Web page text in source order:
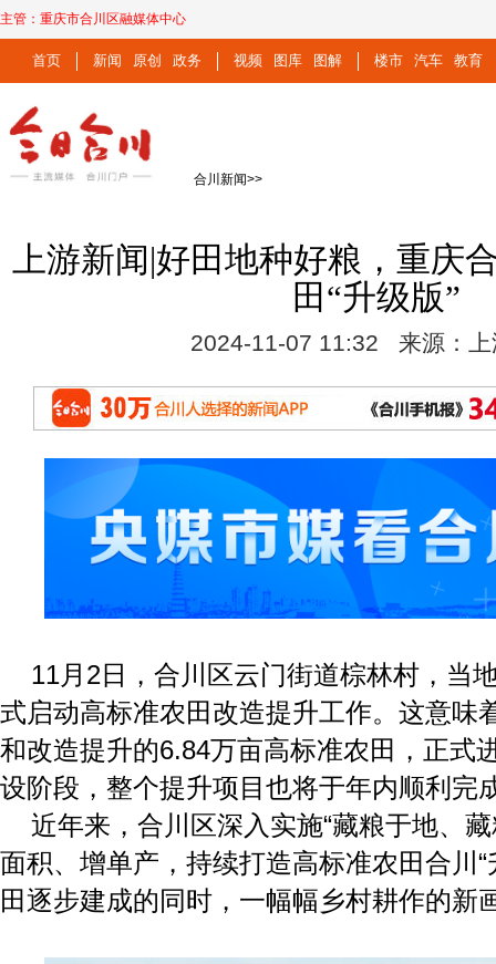
主管： 重庆市合川区融媒体中心
首页 新闻 原创 政务 视频 图库 图解 楼市 汽车 教育
合川新闻>>
上游新闻|好田地种好粮，重庆
田“升级版”
2024-11-07 11:32 来源：上
11月2日，合川区云门街道棕林村，当
式启动高标准农田改造提升工作。这意味
和改造提升的6.84万亩高标准农田，正式
设阶段，整个提升项目也将于年内顺利完
近年来，合川区深入实施“藏粮于地、
面积、增单产，持续打造高标准农田合川
田逐步建成的同时，一幅幅乡村耕作的新